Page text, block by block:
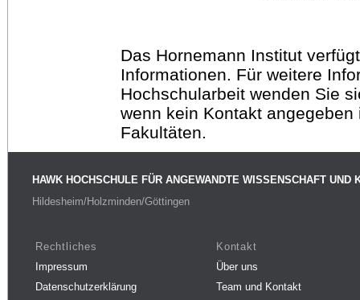
Das Hornemann Institut
Informationen. Für weitere
Hochschularbeit wenden Sie
wenn kein Kontakt
Fakultäten.
HAWK HOCHSCHULE FÜR ANGEWANDTE WISSENSCHAFT UND
Hildesheim/Holzminden/Göttingen
Rechtliches
Impressum
Datenschutzerklärung
Kontakt
Über uns
Team und Kontakt